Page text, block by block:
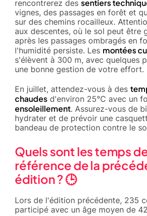
rencontrerez des sentiers
vignes, des passages en forêt et
sur des chemins rocailleux.
aux descentes, où le sol peut être
après les passages ombragés en
l'humidité persiste. Les montées
s'élèvent à 300 m, avec quelques
une bonne gestion de votre
En juillet, attendez-vous à des
chaudes d'environ 25°C avec un
ensoleillement. Assurez-vous de
hydrater et de prévoir une
bandeau de protection contre le
Quels sont les temps
référence de la
édition ? 🕒
Lors de l'édition précédente, 235
participé avec un âge moyen de